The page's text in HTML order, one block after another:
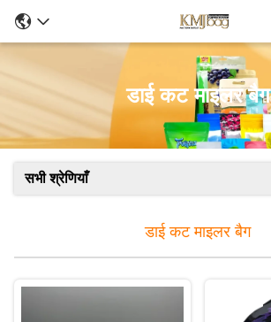
डाई कट माइलर बैग
सभी श्रेणियाँ
डाई कट माइलर बैग